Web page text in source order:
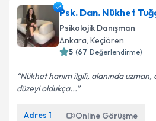
Psk. Dan. Nükhet
Psikolojik Danışman
Ankara, Keçiören
5 (67 Değerlendirme)
Nükhet hanım ilgili, alanında
düzeyi oldukça...
Adres 1 Online Görüşme